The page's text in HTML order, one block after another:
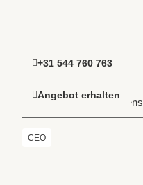
+31 544 760 763
Angebot erhalten
+31 544 760 763
Angebot erhalten
Startseite> Joris Kemkens
CEO